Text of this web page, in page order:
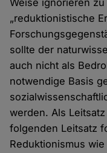
Weise ignorieren
„reduktionistische
sollte der
auch nicht als
notwendige Basis
werden. Als
folgenden Leitsatz
Reduktionismus